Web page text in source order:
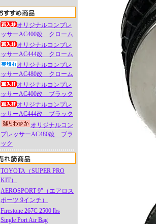
オリジナルコンプレ
ッサーAC400改 クローム
オリジナルコンプレ
ッサーAC444改 クローム
オリジナルコンプレ
ッサーAC480改 クローム
オリジナルコンプレ
ッサーAC400改 ブラック
オリジナルコンプレ
ッサーAC444改 ブラック
オリジナルコン
プレッサーAC480改 ブラ
ック
TOYOTA（SUPER PRO
KIT）
AEROSPORT 9”（エアロス
ポーツ 9インチ）
Firestone 267C 2500 lbs
Single Port Air Bag